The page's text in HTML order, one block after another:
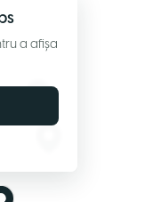
a afișa